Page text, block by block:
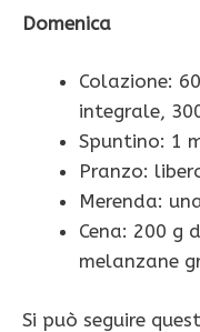
Domenica
Colazione:
integrale,
Spuntino: 1
Pranzo:
Merenda:
Cena: 200 g
melanzane
Si può seguire